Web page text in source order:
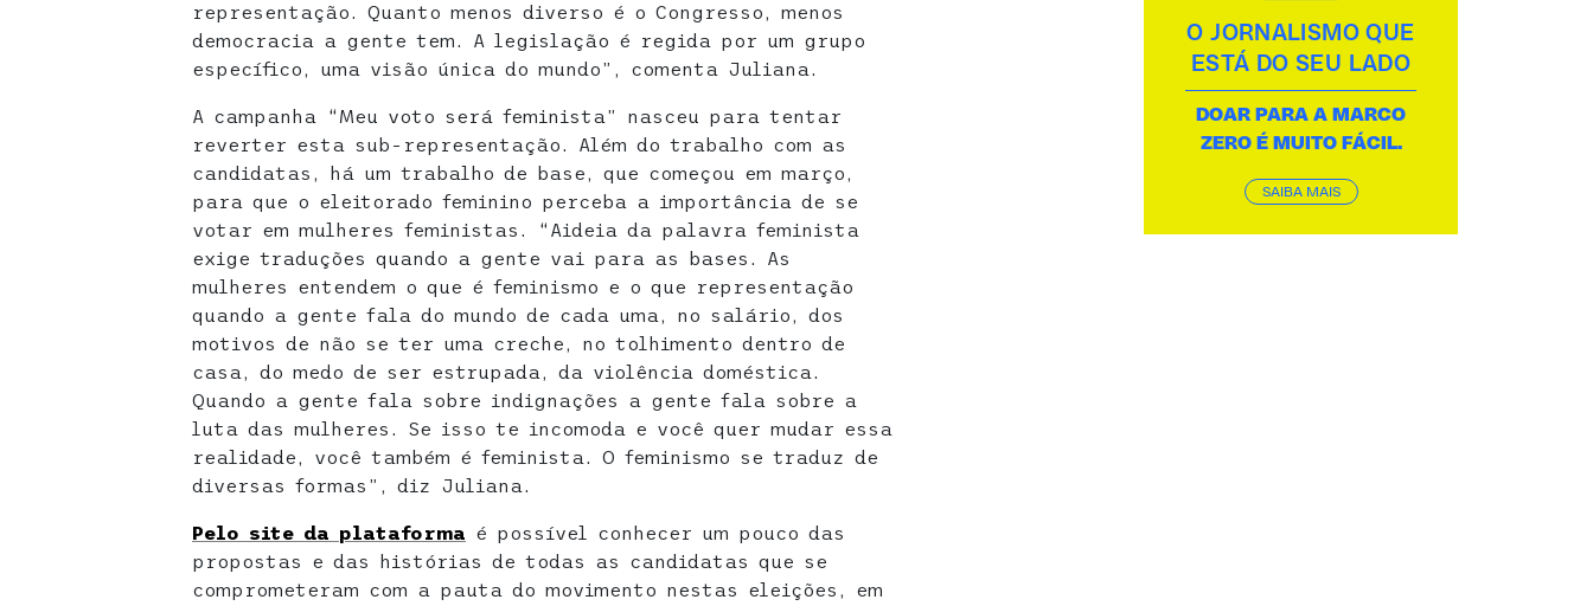
representação. Quanto menos diverso é o Congresso, menos
democracia a gente tem. A legislação é regida por um grupo
específico, uma visão única do mundo”, comenta Juliana.
A campanha “Meu voto será feminista” nasceu para tentar
reverter esta sub-representação. Além do trabalho com as
candidatas, há um trabalho de base, que começou em março,
para que o eleitorado feminino perceba a importância de se
votar em mulheres feministas. “Aideia da palavra feminista
exige traduções quando a gente vai para as bases. As
mulheres entendem o que é feminismo e o que representação
quando a gente fala do mundo de cada uma, no salário, dos
motivos de não se ter uma creche, no tolhimento dentro de
casa, do medo de ser estrupada, da violência doméstica.
Quando a gente fala sobre indignações a gente fala sobre a
luta das mulheres. Se isso te incomoda e você quer mudar essa
realidade, você também é feminista. O feminismo se traduz de
diversas formas”, diz Juliana.
Pelo site da plataforma é possível conhecer um pouco das
propostas e das histórias de todas as candidatas que se
comprometeram com a pauta do movimento nestas eleições, em
O JORNALISMO QUE
ESTÁ DO SEU LADO
DOAR PARA A MARCO
ZERO É MUITO FÁCIL.
SAIBA MAIS